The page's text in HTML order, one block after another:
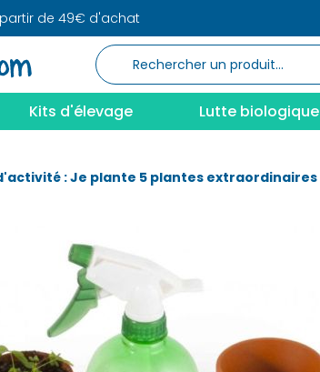
partir de 49€ d'achat
Kits d'élevage Lutte biologique
: Je plante 5 plantes extraordinaires